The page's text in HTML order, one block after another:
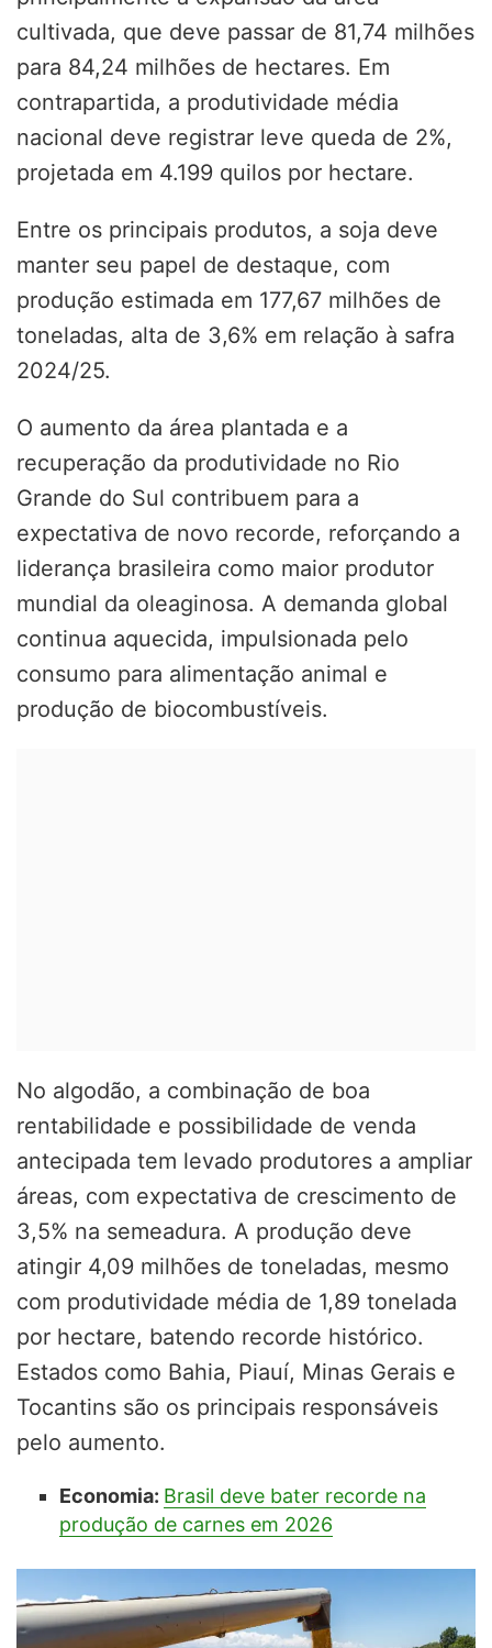
cultivada, que deve passar de 81,74 milhões
para 84,24 milhões de hectares. Em
contrapartida, a produtividade média
nacional deve registrar leve queda de 2%,
projetada em 4.199 quilos por hectare.
Entre os principais produtos, a soja deve
manter seu papel de destaque, com
produção estimada em 177,67 milhões de
toneladas, alta de 3,6% em relação à safra
2024/25.
O aumento da área plantada e a
recuperação da produtividade no Rio
Grande do Sul contribuem para a
expectativa de novo recorde, reforçando a
liderança brasileira como maior produtor
mundial da oleaginosa. A demanda global
continua aquecida, impulsionada pelo
consumo para alimentação animal e
produção de biocombustíveis.
No algodão, a combinação de boa
rentabilidade e possibilidade de venda
antecipada tem levado produtores a ampliar
áreas, com expectativa de crescimento de
3,5% na semeadura. A produção deve
atingir 4,09 milhões de toneladas, mesmo
com produtividade média de 1,89 tonelada
por hectare, batendo recorde histórico.
Estados como Bahia, Piauí, Minas Gerais e
Tocantins são os principais responsáveis
pelo aumento.
Economia: Brasil deve bater recorde na
produção de carnes em 2026